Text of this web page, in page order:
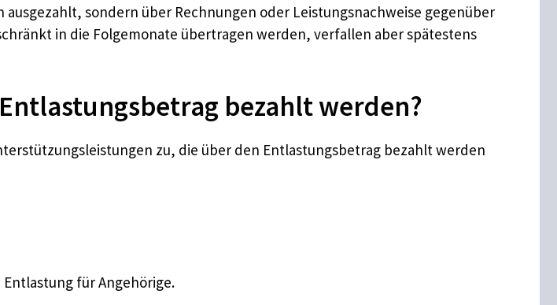
sondern über Rechnungen oder Leistungsnachweise gegenüber
in die Folgemonate übertragen werden, verfallen aber spätestens
bezahlt werden?
zu, die über den Entlastungsbetrag bezahlt werden
für Angehörige.